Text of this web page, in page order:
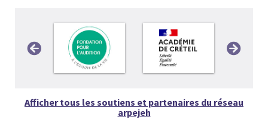
Afficher tous les soutiens et partenaires du réseau
arpejeh